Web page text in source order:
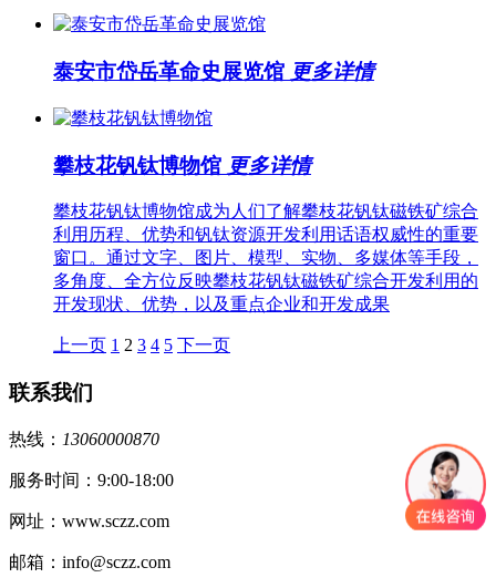
泰安市岱岳革命史展览馆 更多详情
攀枝花钒钛博物馆 更多详情
攀枝花钒钛博物馆成为人们了解攀枝花钒钛磁铁矿综合
利用历程、优势和钒钛资源开发利用话语权威性的重要
窗口。通过文字、图片、模型、实物、多媒体等手段，
多角度、全方位反映攀枝花钒钛磁铁矿综合开发利用的
开发现状、优势，以及重点企业和开发成果
上一页 1 2 3 4 5 下一页
联系我们
热线： 13060000870
服务时间：9:00-18:00
网址：www.sczz.com
邮箱：info@sczz.com